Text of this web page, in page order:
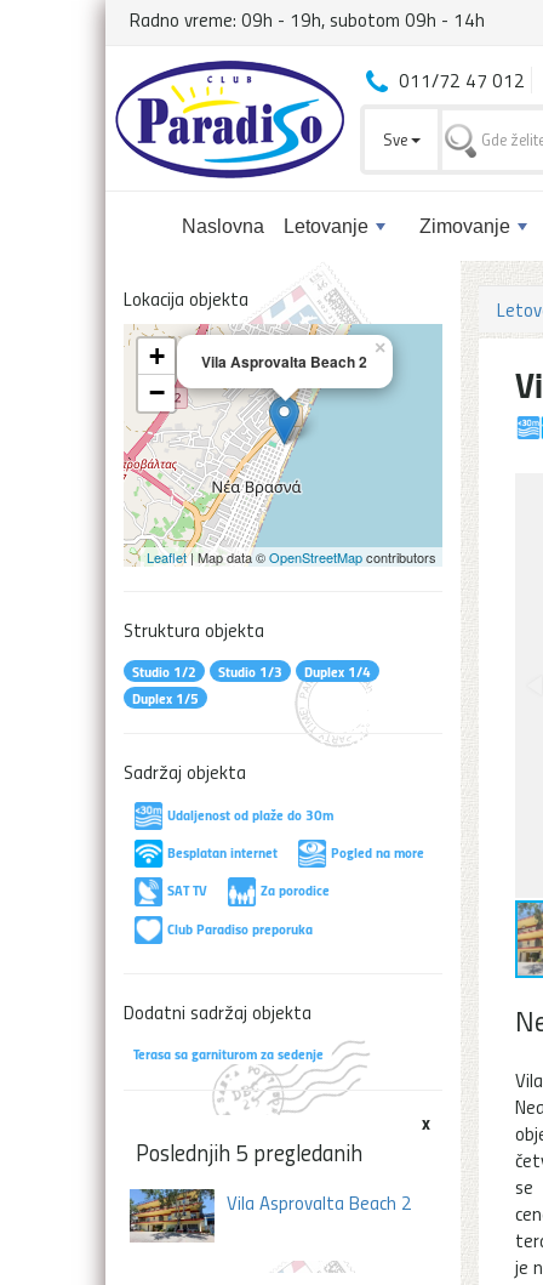
Radno vreme: 09h - 19h, subotom 09h - 14h
Naslovna Letovanje Zimovanje
011/72 47 012
Sve
se
je
Lokacija objekta
Vila Asprovalta Beach 2
×
+
−
Leaflet| Map data ©OpenStreetMapcontributors
Struktura objekta
Studio 1/2 Studio 1/3
Duplex 1/4
Duplex 1/5
Sadržaj objekta
Udaljenost od plaže do 30m
Besplatan internet
Pogled na more
SAT TV
Za porodice
Club Paradiso preporuka
Dodatni sadržaj objekta
Terasa sa garniturom za sedenje
x
Poslednjih 5 pregledanih
Vila Asprovalta Beach 2